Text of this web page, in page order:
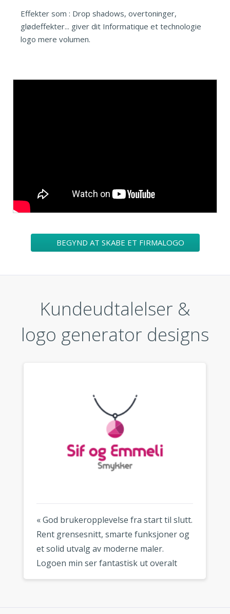
Effekter som : Drop shadows, overtoninger,
glødeffekter... giver dit Informatique et technologie
logo mere volumen.
BEGYND AT SKABE ET FIRMALOGO
Kundeudtalelser &
logo generator designs
« God brukeropplevelse fra start til slutt.
Rent grensesnitt, smarte funksjoner og
et solid utvalg av moderne maler.
Logoen min ser fantastisk ut overalt
hvor jeg bruker den. »